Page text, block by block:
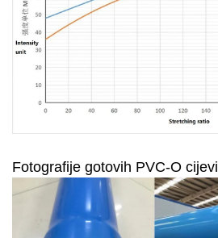
Fotografije gotovih PVC-O cijevi